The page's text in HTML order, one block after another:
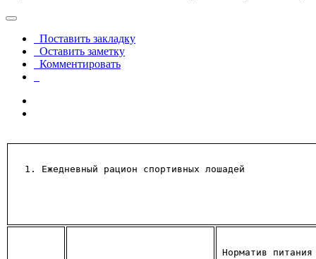
Поставить закладку
Оставить заметку
Комментировать
Ежедневный рацион спортивных лошадей
Норматив питания